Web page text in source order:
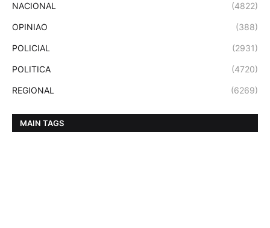
NACIONAL (4822)
OPINIAO (388)
POLICIAL (2931)
POLITICA (4720)
REGIONAL (6269)
MAIN TAGS